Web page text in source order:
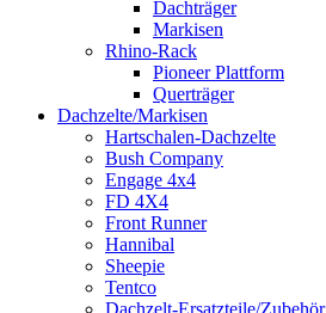
Dachträger
Markisen
Rhino-Rack
Pioneer Plattform
Querträger
Dachzelte/Markisen
Hartschalen-Dachzelte
Bush Company
Engage 4x4
FD 4X4
Front Runner
Hannibal
Sheepie
Tentco
Dachzelt-Ersatzteile/Zubehör